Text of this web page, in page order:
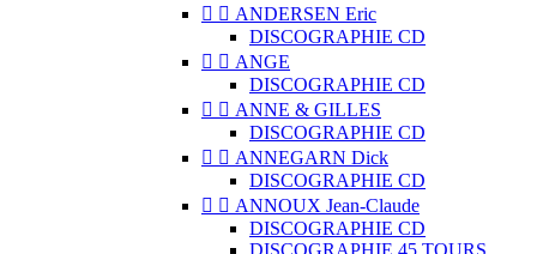
  ANDERSEN Eric
DISCOGRAPHIE CD
  ANGE
DISCOGRAPHIE CD
  ANNE & GILLES
DISCOGRAPHIE CD
  ANNEGARN Dick
DISCOGRAPHIE CD
  ANNOUX Jean-Claude
DISCOGRAPHIE CD
DISCOGRAPHIE 45 TOURS